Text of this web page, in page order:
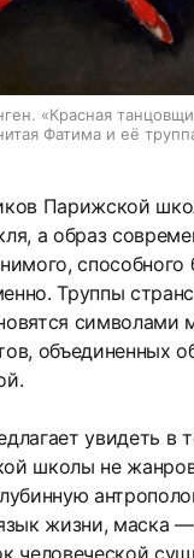
«Красная
Фатима и её
Парижской
а образ
Труппы
символами
объединенных
увидеть в
школы не
жизни, маска